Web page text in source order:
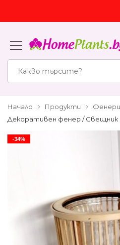
Начало Продукти
Декоративен фенер / Свещник
-34%